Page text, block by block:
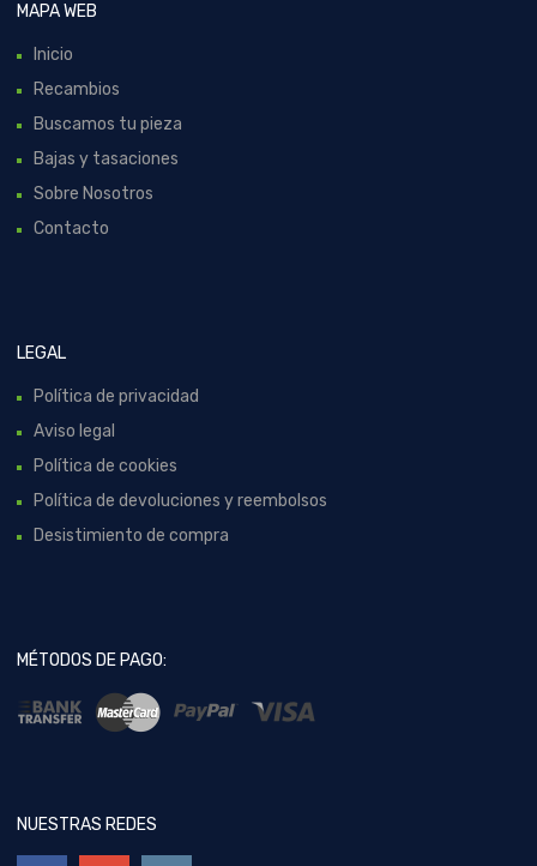
MAPA WEB
Inicio
Recambios
Buscamos tu pieza
Bajas y tasaciones
Sobre Nosotros
Contacto
LEGAL
Política de privacidad
Aviso legal
Política de cookies
Política de devoluciones y reembolsos
Desistimiento de compra
MÉTODOS DE PAGO:
NUESTRAS REDES